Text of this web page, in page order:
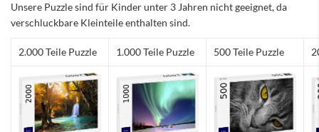
Unsere Puzzle sind für Kinder unter 3 Jahren nicht geeignet, da
verschluckbare Kleinteile enthalten sind.
2.000 Teile Puzzle 1.000 Teile Puzzle 500 Teile Puzzle